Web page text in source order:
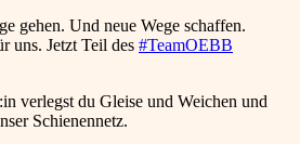
gehen. Und neue Wege schaffen.
uns. Jetzt Teil des #TeamOEBB
verlegst du Gleise und Weichen und
Schienennetz.